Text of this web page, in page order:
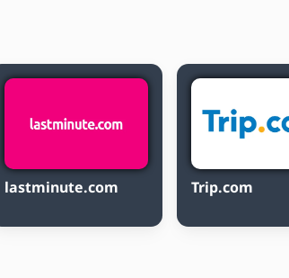
lastminute.com Trip.com